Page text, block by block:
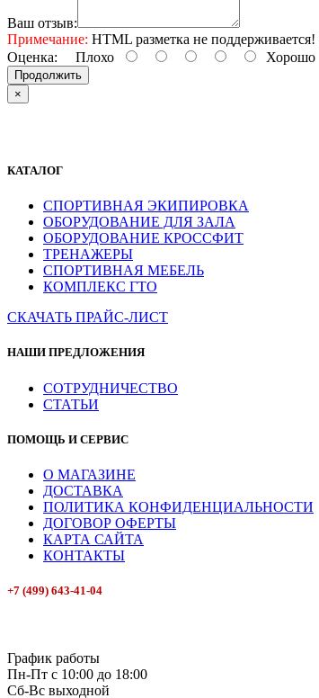
Ваш отзыв:
Примечание: HTML разметка не
Оценка: Плохо Хорошо
Продолжить
×
КАТАЛОГ
СПОРТИВНАЯ ЭКИПИРОВКА
ОБОРУДОВАНИЕ ДЛЯ ЗАЛА
ОБОРУДОВАНИЕ КРОССФИТ
ТРЕНАЖЕРЫ
СПОРТИВНАЯ МЕБЕЛЬ
КОМПЛЕКС ГТО
СКАЧАТЬ ПРАЙС-ЛИСТ
НАШИ ПРЕДЛОЖЕНИЯ
СОТРУДНИЧЕСТВО
СТАТЬИ
ПОМОЩЬ И СЕРВИС
О МАГАЗИНЕ
ДОСТАВКА
ПОЛИТИКА КОНФИДЕНЦИАЛЬНОСТИ
ДОГОВОР ОФЕРТЫ
КАРТА САЙТА
КОНТАКТЫ
+7 (499) 643-41-04
График работы
Пн-Пт с 10:00 до 18:00
Сб-Вс выходной